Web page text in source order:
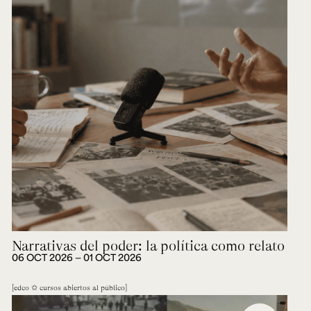
Narrativas del poder: la política como relato
06 OCT 2026 ― 01 OCT 2026
edco ✩ cursos abiertos al público